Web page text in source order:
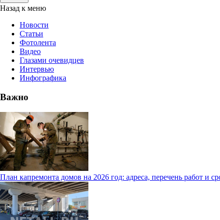
Назад к меню
Новости
Статьи
Фотолента
Видео
Глазами очевидцев
Интервью
Инфографика
Важно
План капремонта домов на 2026 год: адреса, перечень работ и